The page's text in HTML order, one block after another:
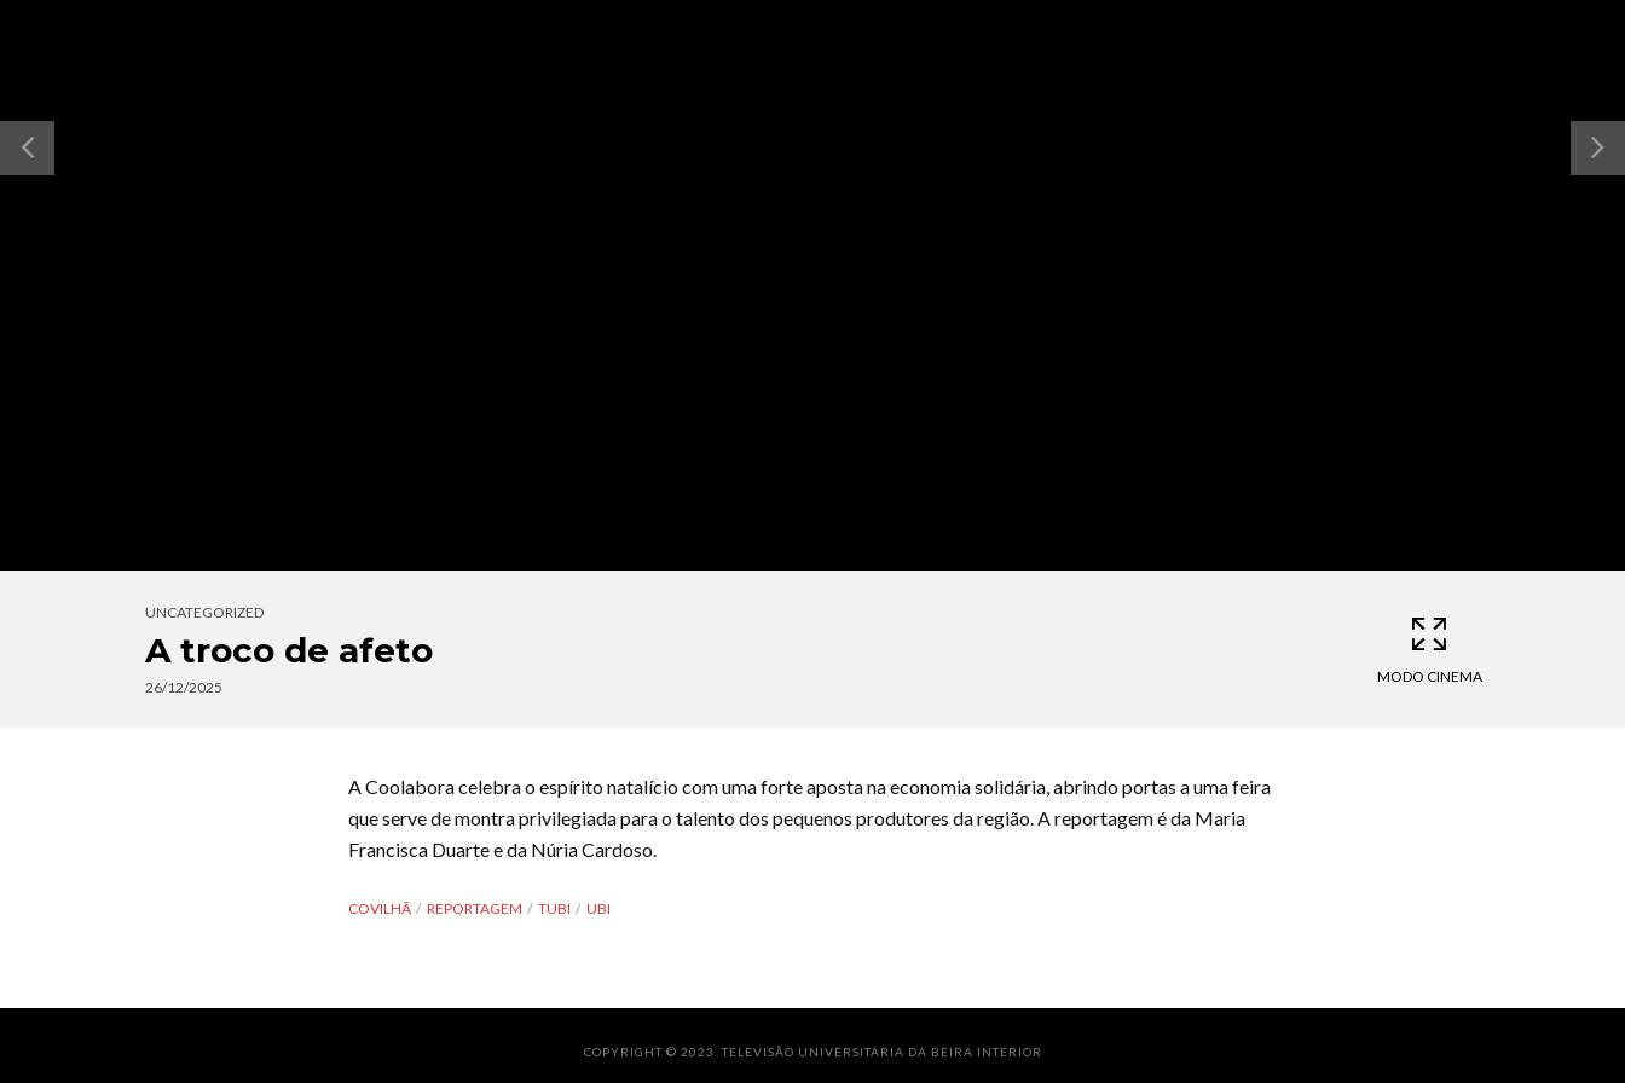
UNCATEGORIZED
A troco de afeto
26/12/2025
MODO CINEMA
A Coolabora celebra o espírito natalício com uma forte aposta na economia solidária, abrindo portas a uma feira
que serve de montra privilegiada para o talento dos pequenos produtores da região. A reportagem é da Maria
Francisca Duarte e da Núria Cardoso.
COVILHÃ REPORTAGEM TUBI UBI
COPYRIGHT © 2023. TELEVISÃO UNIVERSITÁRIA DA BEIRA INTERIOR